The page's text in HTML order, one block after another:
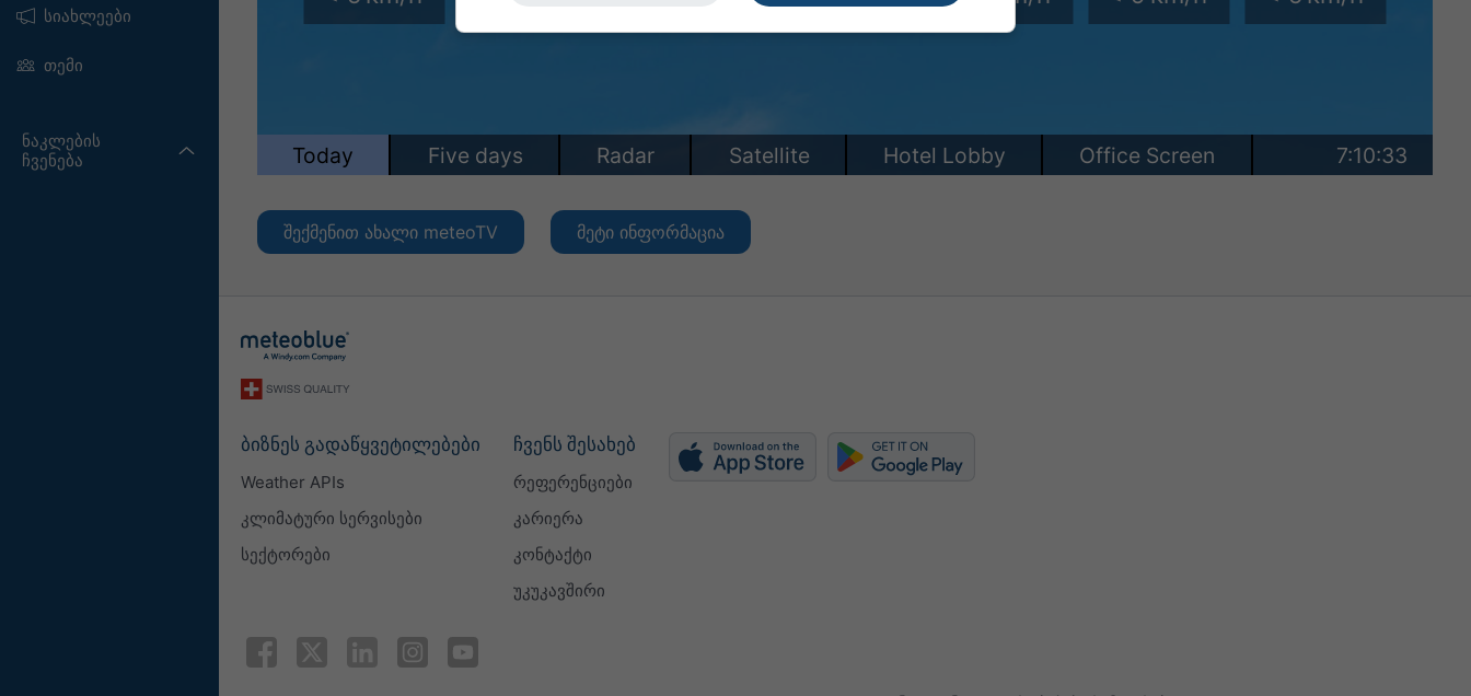
სიახლეები
თემი
ნაკლების
ჩვენება
შექმენით ახალი meteoTV მეტი ინფორმაცია
ბიზნეს გადაწყვეტილებები
Weather APIs
კლიმატური სერვისები
სექტორები
ჩვენს შესახებ
რეფერენციები
კარიერა
კონტაქტი
უკუკავშირი